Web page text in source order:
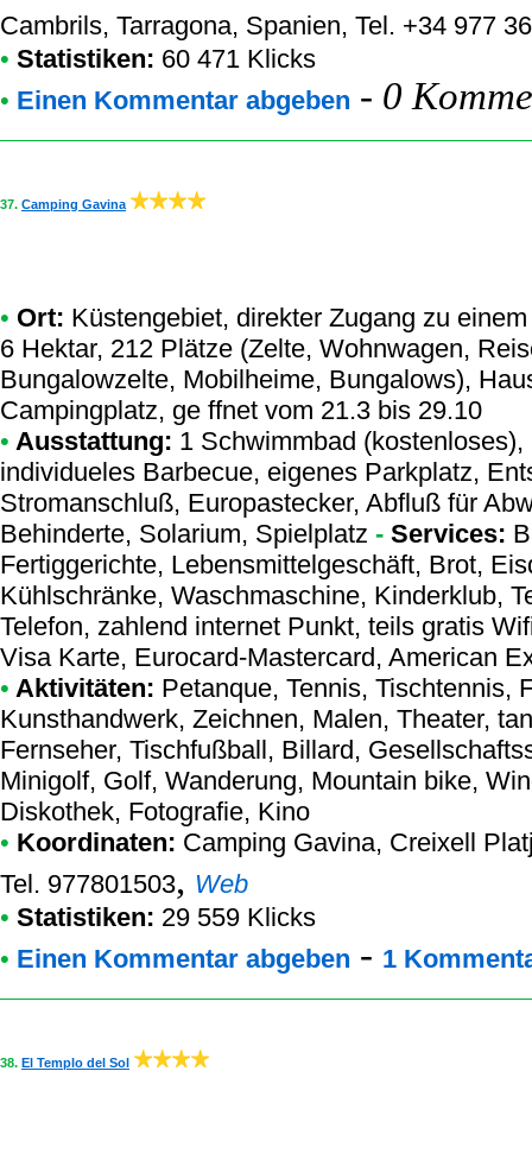
Cambrils, Tarragona, Spanien, Tel. +34 977
• Statistiken: 60 471 Klicks
• Einen Kommentar abgeben - 0
37. Camping Gavina
• Ort: Küstengebiet, direkter Zugang zu
6 Hektar, 212 Plätze (Zelte, Wohnwagen,
Bungalowzelte, Mobilheime, Bungalows),
Campingplatz, ge ffnet vom 21.3 bis 29.10
• Ausstattung: 1 Schwimmbad
individueles Barbecue, eigenes Parkplatz,
Stromanschluß, Europastecker, Abfluß für
Behinderte, Solarium, Spielplatz - Services:
Fertiggerichte, Lebensmittelgeschäft, Brot,
Kühlschränke, Waschmaschine, Kinderklub,
Telefon, zahlend internet Punkt, teils gratis
Visa Karte, Eurocard-Mastercard, American
• Aktivitäten: Petanque, Tennis, Tischtennis,
Kunsthandwerk, Zeichnen, Malen, Theater,
Fernseher, Tischfußball, Billard,
Minigolf, Golf, Wanderung, Mountain bike,
Diskothek, Fotografie, Kino
• Koordinaten: Camping Gavina, Creixell
Tel. 977801503, Web
• Statistiken: 29 559 Klicks
• Einen Kommentar abgeben - 1
38. El Templo del Sol